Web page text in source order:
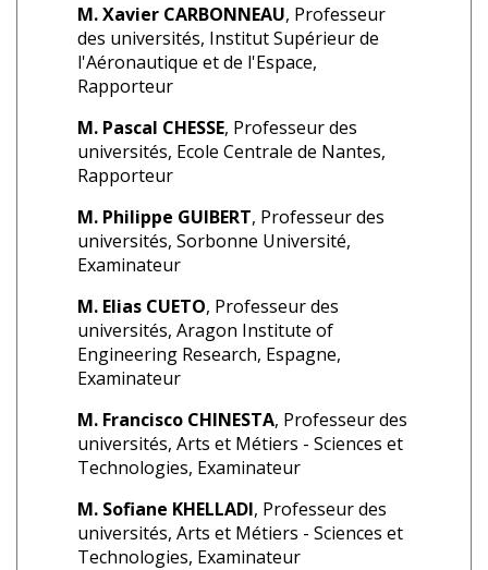
M. Xavier CARBONNEAU, Professeur
des universités, Institut Supérieur de
l'Aéronautique et de l'Espace,
Rapporteur
M. Pascal CHESSE, Professeur des
universités, Ecole Centrale de Nantes,
Rapporteur
M. Philippe GUIBERT, Professeur des
universités, Sorbonne Université,
Examinateur
M. Elias CUETO, Professeur des
universités, Aragon Institute of
Engineering Research, Espagne,
Examinateur
M. Francisco CHINESTA, Professeur des
universités, Arts et Métiers - Sciences et
Technologies, Examinateur
M. Sofiane KHELLADI, Professeur des
universités, Arts et Métiers - Sciences et
Technologies, Examinateur